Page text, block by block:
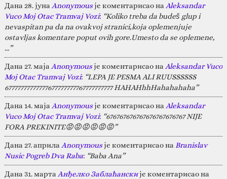
Дана 28. јуна Anonymousје коментарисао на Aleksandar
Vuco Moj Otac Tramvaj Vozi: “Koliko treba da budeš glup i
nevaspitan pa da na ovakvoj stranici,koja oplemenjuje
ostavljas komentare poput ovih gore.Umesto da se oplemene,
…”
Дана 27. маја Anonymousје коментарисао на Aleksandar Vuco
Moj Otac Tramvaj Vozi: “LEPA JE PESMA ALI RUUSSSSSS
67777777777777677777777767777777777 HAHAHhhHahahahaha”
Дана 14. маја Anonymousје коментарисао на Aleksandar
Vuco Moj Otac Tramvaj Vozi: “676767676767676767676767 NIJE
FORA PREKINITE😡😡😡😡😡😡”
Дана 27. априла Anonymousје коментарисао на Branislav
Nusic Pogreb Dva Raba: “Baba Ana”
Дана 31. марта Анђелко Заблаћанскије коментарисао на